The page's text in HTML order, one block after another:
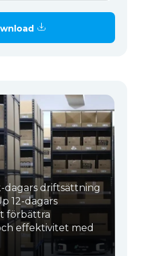
dagars driftsättning
12-dagars
förbättra
effektivitet med